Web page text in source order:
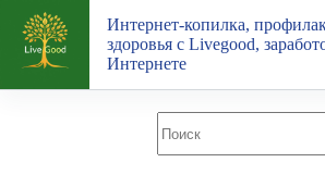
Перейти
сути
Интернет-копилка,
здоровья с Livegood,
Интернете